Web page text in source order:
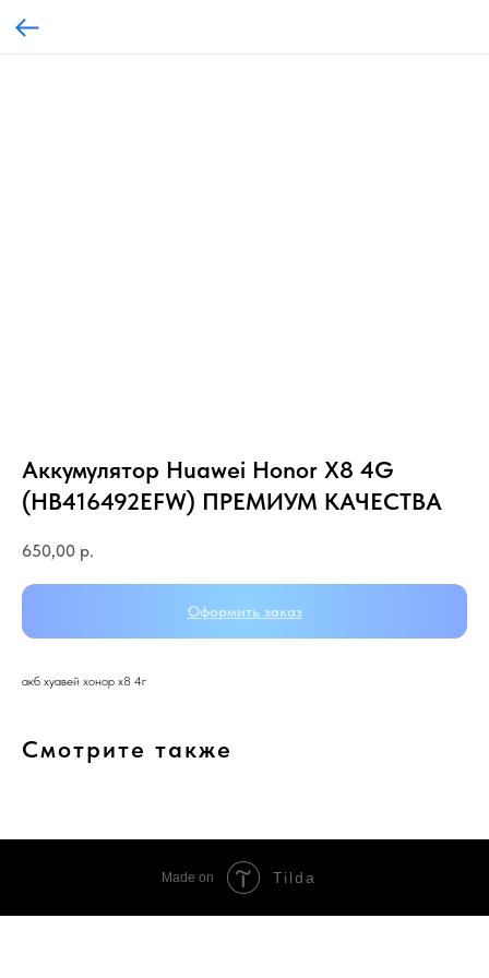
Аккумулятор Huawei Honor X8 4G
(HB416492EFW) ПРЕМИУМ КАЧЕСТВА
650,00 р.
Оформить заказ
акб хуавей хонор х8 4г
Смотрите также
Made on Tilda